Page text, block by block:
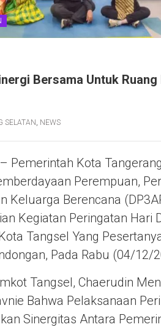
Bersama Untuk
SELATAN , NEWS
Pemerintah Kota
Perempuan,
Keluarga Berencana
Kegiatan Peringatan Hari
Tangsel Yang
Pada Rabu (04/12/
Tangsel, Chaerudin
Bahwa Pelaksanaan
Sinergitas Antara